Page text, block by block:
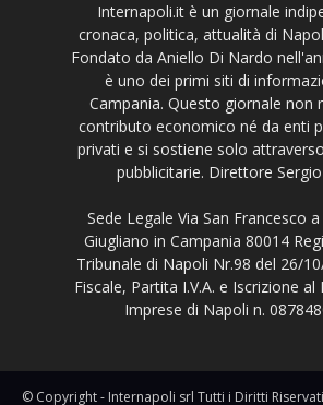
Internapoli.it è un giornale
cronaca, politica, attualità di
Fondato da Aniello Di Nardo
è uno dei primi siti di
Campania. Questo giornale non
contributo economico né da enti
privati e si sostiene solo
pubblicitarie. Direttore
Sede Legale Via San Francesco
Giugliano in Campania 80014
Tribunale di Napoli Nr.98 del 26/
Fiscale, Partita I.V.A. e Iscrizione al
Imprese di Napoli n.
© Copyright - Internapoli srl Tutti i Diritti Riservati